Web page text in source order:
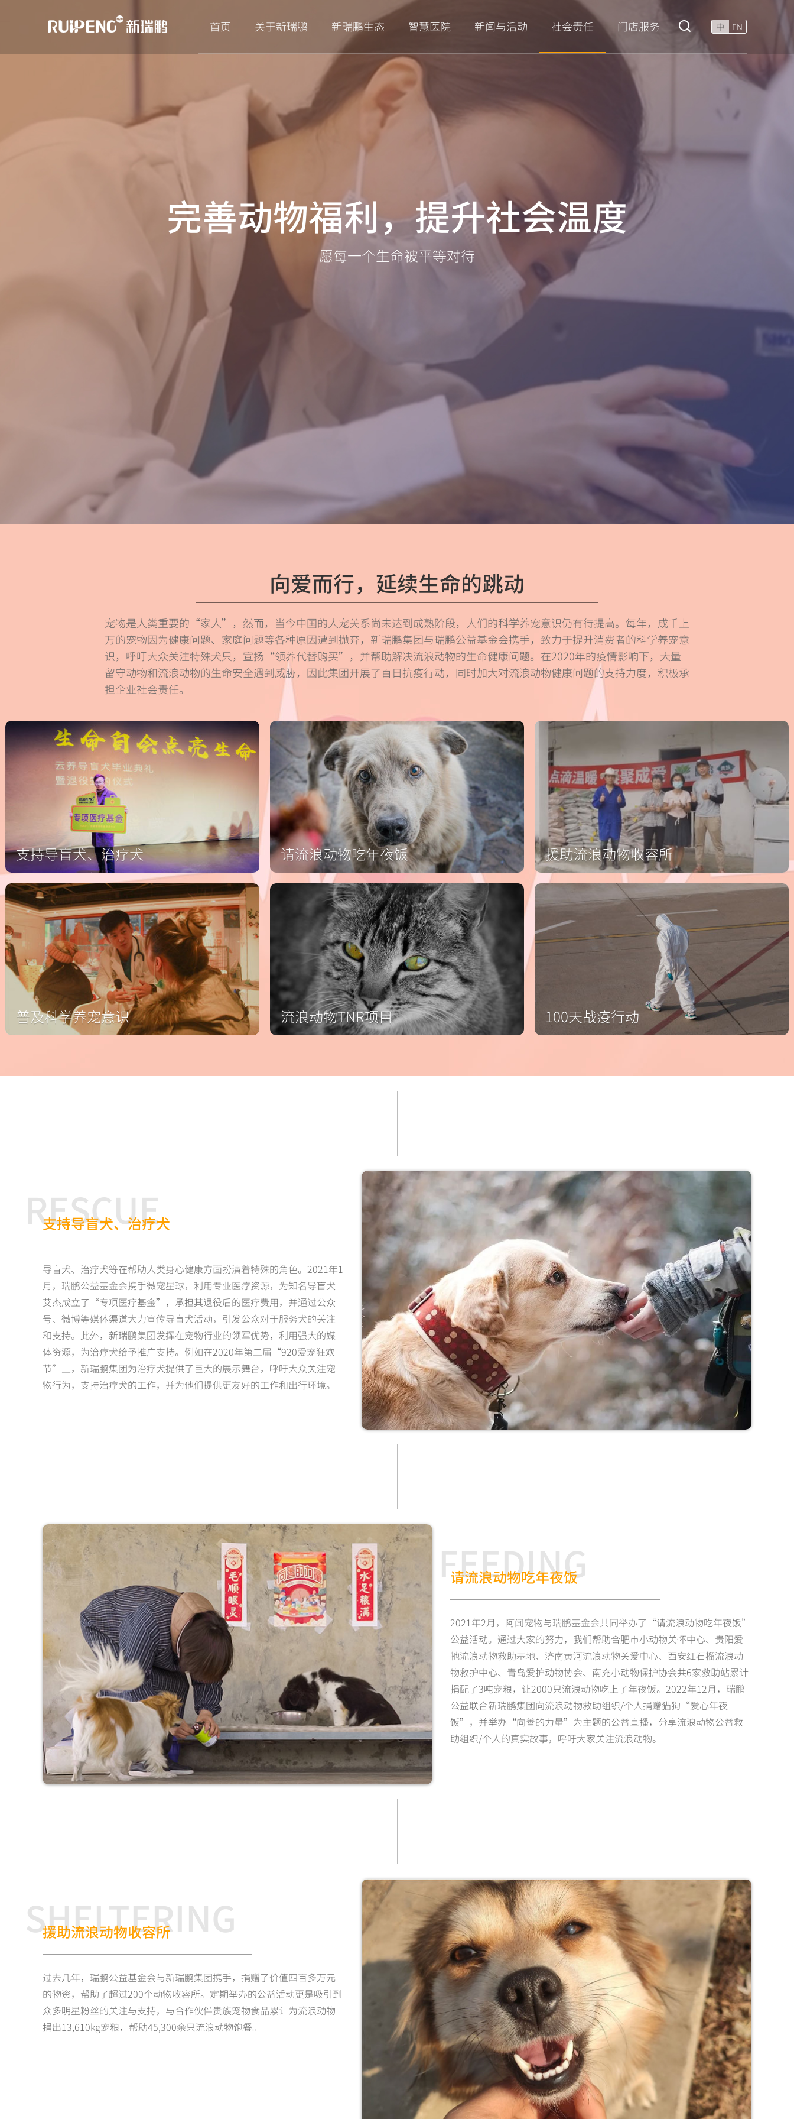
首页 关于新瑞鹏 新瑞鹏生态 智慧医院 新闻与活动 社会责任 门店服务 中 EN
完善动物福利，提升社会温度
愿每一个生命被平等对待
向爱而行，延续生命的跳动
宠物是人类重要的“家人”，然而，当今中国的人宠关系尚未达到成熟阶段，人们的科学养宠意识仍有待提高。每年，成千上
万的宠物因为健康问题、家庭问题等各种原因遭到抛弃，新瑞鹏集团与瑞鹏公益基金会携手，致力于提升消费者的科学养宠意
识，呼吁大众关注特殊犬只，宣扬“领养代替购买”，并帮助解决流浪动物的生命健康问题。在2020年的疫情影响下，大量
留守动物和流浪动物的生命安全遇到威胁，因此集团开展了百日抗疫行动，同时加大对流浪动物健康问题的支持力度，积极承
担企业社会责任。
支持导盲犬、治疗犬 请流浪动物吃年夜饭 援助流浪动物收容所
普及科学养宠意识 流浪动物TNR项目 100天战疫行动
RESCUE
支持导盲犬、治疗犬
导盲犬、治疗犬等在帮助人类身心健康方面扮演着特殊的角色。2021年1
月，瑞鹏公益基金会携手微宠星球，利用专业医疗资源，为知名导盲犬
艾杰成立了“专项医疗基金”，承担其退役后的医疗费用，并通过公众
号、微博等媒体渠道大力宣传导盲犬活动，引发公众对于服务犬的关注
和支持。此外，新瑞鹏集团发挥在宠物行业的领军优势，利用强大的媒
体资源，为治疗犬给予推广支持。例如在2020年第二届“920爱宠狂欢
节”上，新瑞鹏集团为治疗犬提供了巨大的展示舞台，呼吁大众关注宠
物行为，支持治疗犬的工作，并为他们提供更友好的工作和出行环境。
FEEDING
请流浪动物吃年夜饭
2021年2月，阿闻宠物与瑞鹏基金会共同举办了“请流浪动物吃年夜饭”
公益活动。通过大家的努力，我们帮助合肥市小动物关怀中心、贵阳爱
牠流浪动物救助基地、济南黄河流浪动物关爱中心、西安红石榴流浪动
物救护中心、青岛爱护动物协会、南充小动物保护协会共6家救助站累计
捐配了3吨宠粮，让2000只流浪动物吃上了年夜饭。2022年12月，瑞鹏
公益联合新瑞鹏集团向流浪动物救助组织/个人捐赠猫狗“爱心年夜
饭”，并举办“向善的力量”为主题的公益直播，分享流浪动物公益救
助组织/个人的真实故事，呼吁大家关注流浪动物。
SHELTERING
援助流浪动物收容所
过去几年，瑞鹏公益基金会与新瑞鹏集团携手，捐赠了价值四百多万元
的物资，帮助了超过200个动物收容所。定期举办的公益活动更是吸引到
众多明星粉丝的关注与支持，与合作伙伴贵族宠物食品累计为流浪动物
捐出13,610kg宠粮，帮助45,300余只流浪动物饱餐。